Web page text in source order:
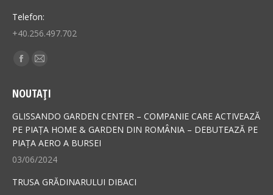
Telefon:
+40.256.497.702
Find us on:
Facebook
opens
in
new
window
Mail
opens
in
new
window
NOUTAȚI
GLISSANDO GARDEN CENTER – COMPANIE CARE ACTIVEAZĂ
PE PIAȚA HOME & GARDEN DIN ROMÂNIA – DEBUTEAZĂ PE
PIAȚA AERO A BURSEI
03/06/2024
TRUSA GRĂDINARULUI DIBACI